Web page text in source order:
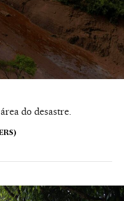
do desastre.